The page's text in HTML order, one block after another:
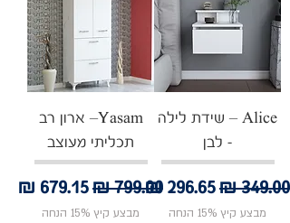
Alice – שידת לילה
- לבן
מחיר רגילמחיר מבצע
מבצע קיץ 15% הנחה
Yasam– ארון רב
תכליתי מעוצב
מחיר רגילמחיר
מבצע קיץ 15% הנחה